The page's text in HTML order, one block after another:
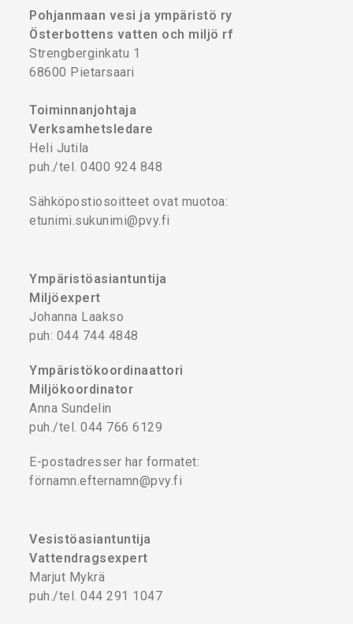
Pohjanmaan vesi ja ympäristö ry
Österbottens vatten och miljö rf
Strengberginkatu 1
68600 Pietarsaari
Toiminnanjohtaja
Verksamhetsledare
Heli Jutila
puh./tel. 0400 924 848
Sähköpostiosoitteet ovat muotoa:
etunimi.sukunimi@pvy.fi
Ympäristöasiantuntija
Miljöexpert
Johanna Laakso
puh: 044 744 4848
Ympäristökoordinaattori
Miljökoordinator
Anna Sundelin
puh./tel. 044 766 6129
E-postadresser har formatet:
förnamn.efternamn@pvy.fi
Vesistöasiantuntija
Vattendragsexpert
Marjut Mykrä
puh./tel. 044 291 1047